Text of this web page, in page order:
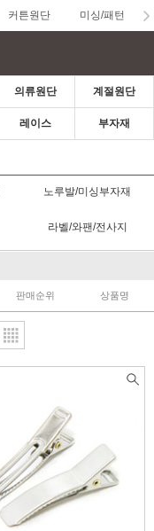
커튼원단 미싱/패턴
의류원단 계절원단
레이스 부자재
노루발/미싱부자재
라벨/와팬/전사지
스탬프/잉크/펜
헤어부자재
X-MAS부자재
솜/이불솜/보충제
판매순위 상품명